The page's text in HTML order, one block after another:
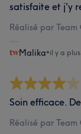
satisfaite et j'y
Réalisé par Team
Malika•il y a
Soin efficace.
Réalisé par Team